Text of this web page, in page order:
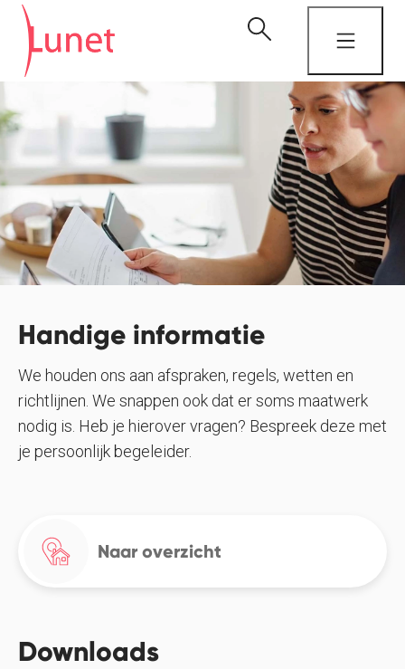
Handige informatie
We houden ons aan afspraken, regels, wetten en
richtlijnen. We snappen ook dat er soms maatwerk
nodig is. Heb je hierover vragen? Bespreek deze met
je persoonlijk begeleider.
Naar overzicht
Downloads